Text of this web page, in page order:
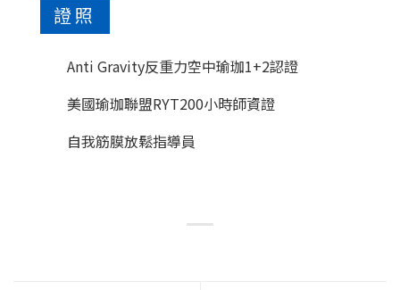
證照
Anti Gravity反重力空中瑜珈1+2認證
美國瑜珈聯盟RYT200小時師資證
自我筋膜放鬆指導員